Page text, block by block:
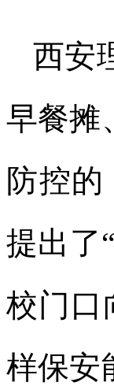
西安
早餐摊
防控
提出了
校门口
样保安